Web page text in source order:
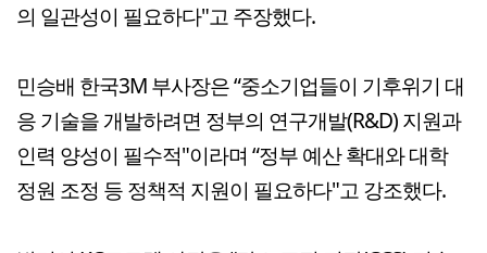
의 일관성이 필요하다"고 주장했다.
민승배 한국3M 부사장은 “중소기업들이 기후위기 대
응 기술을 개발하려면 정부의 연구개발(R&D) 지원과
인력 양성이 필수적"이라며 “정부 예산 확대와 대학
정원 조정 등 정책적 지원이 필요하다"고 강조했다.